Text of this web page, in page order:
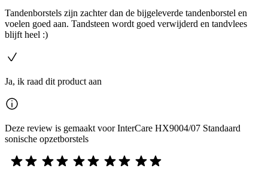
Tandenborstels zijn zachter dan de bijgeleverde tandenborstel en
voelen goed aan. Tandsteen wordt goed verwijderd en tandvlees
blijft heel :)
Ja, ik raad dit product aan
Deze review is gemaakt voor InterCare HX9004/07 Standaard
sonische opzetborstels